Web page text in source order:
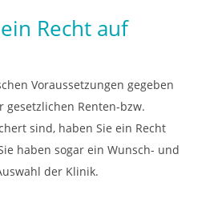
Recht auf
Voraussetzungen gegeben
gesetzlichen Renten-bzw.
sind, haben Sie ein Recht
haben sogar ein Wunsch- und
der Klinik.